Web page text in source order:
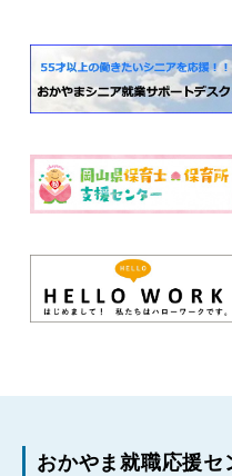
おかやま就職応援セ